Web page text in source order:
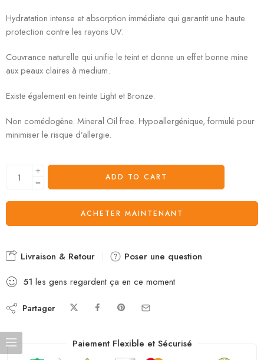
Hydratation intense et absorption immédiate qui garantit une haute
protection contre les rayons UV.
Couvrance naturelle qui unifie le teint et donne un effet bonne mine
aux peaux claires à medium.
Existe également en teinte Light et Bronze.
Non comédogène. Mineral Oil free. Hypoallergénique, formulé pour
minimiser le risque d’allergie.
ADD TO CART
ACHETER MAINTENANT
Livraison & Retour
Poser une question
51 les gens regardent ça en ce moment
Partager
Paiement Flexible et Sécurisé